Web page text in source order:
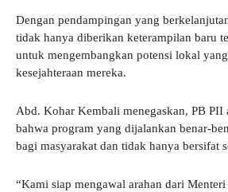
Dengan pendampingan yang
tidak hanya diberikan keterampilan baru
untuk mengembangkan potensi lokal
kesejahteraan mereka.
Abd. Kohar Kembali menegaskan, PB PII
bahwa program yang dijalankan benar-
bagi masyarakat dan tidak hanya bersifat
“Kami siap mengawal arahan dari